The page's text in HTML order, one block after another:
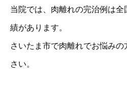
当院では、肉離れの完治例は
績があります。
さいたま市で肉離れでお悩み
さい。